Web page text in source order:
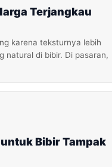
Terjangkau
karena teksturnya lebih
natural di bibir. Di pasaran,
Bibir Tampak